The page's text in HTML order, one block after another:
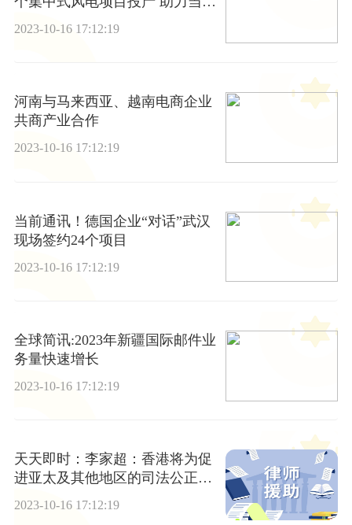
2023-10-16 17:12:19
河南与马来西亚、越南电商企业
共商产业合作
2023-10-16 17:12:19
当前通讯！德国企业“对话”武汉
现场签约24个项目
2023-10-16 17:12:19
全球简讯:2023年新疆国际邮件业
务量快速增长
2023-10-16 17:12:19
天天即时：李家超：香港将为促
进亚太及其他地区的司法公正发
挥作用
2023-10-16 17:12:19